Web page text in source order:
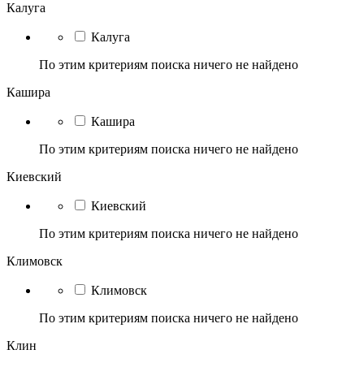
Калуга
Калуга
По этим критериям поиска ничего не найдено
Кашира
Кашира
По этим критериям поиска ничего не найдено
Киевский
Киевский
По этим критериям поиска ничего не найдено
Климовск
Климовск
По этим критериям поиска ничего не найдено
Клин